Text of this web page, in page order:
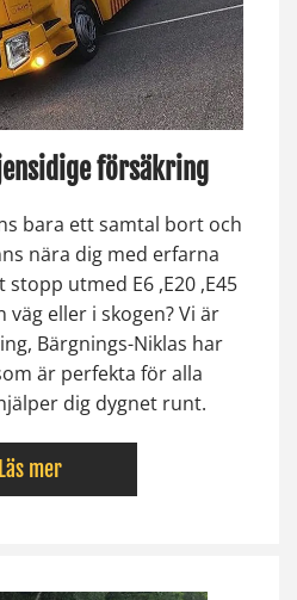
försäkring
bara ett samtal bort och
nära dig med erfarna
utmed E6 ,E20 ,E45
eller i skogen? Vi är
Bärgnings-Niklas har
är perfekta för alla
dig dygnet runt.
Läs mer